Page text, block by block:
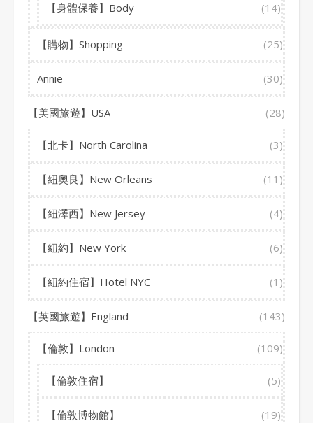
【身體保養】Body (14)
【購物】Shopping (25)
Annie (30)
【美國旅遊】USA (28)
【北卡】North Carolina (3)
【紐奧良】New Orleans (11)
【紐澤西】New Jersey (4)
【紐約】New York (6)
【紐約住宿】Hotel NYC (1)
【英國旅遊】England (143)
【倫敦】London (109)
【倫敦住宿】 (5)
【倫敦博物館】 (19)